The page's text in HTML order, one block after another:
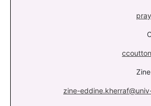
zine-